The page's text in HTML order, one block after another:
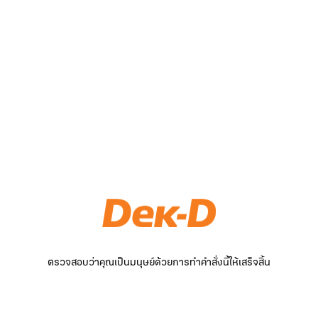
ตรวจสอบว่าคุณเป็นมนุษย์ด้วยการทำคำสั่งนี้ให้เสร็จสิ้น